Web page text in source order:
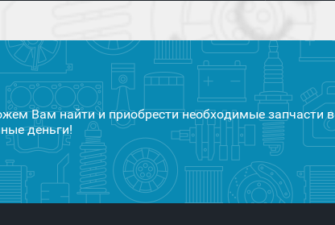
Вам найти и приобрести необходимые запчасти в
деньги!